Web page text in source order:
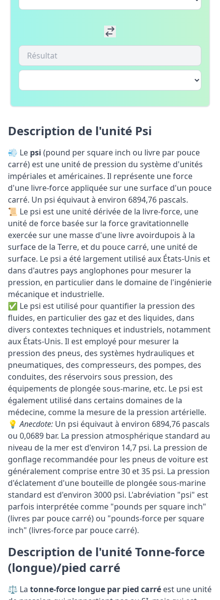
Description de l'unité Psi
💨 Le psi (pound per square inch ou livre par pouce
carré) est une unité de pression du système d'unités
impériales et américaines. Il représente une force
d'une livre-force appliquée sur une surface d'un pouce
carré. Un psi équivaut à environ 6894,76 pascals.
📜 Le psi est une unité dérivée de la livre-force, une
unité de force basée sur la force gravitationnelle
exercée sur une masse d'une livre avoirdupois à la
surface de la Terre, et du pouce carré, une unité de
surface. Le psi a été largement utilisé aux États-Unis et
dans d'autres pays anglophones pour mesurer la
pression, en particulier dans le domaine de l'ingénierie
mécanique et industrielle.
✅ Le psi est utilisé pour quantifier la pression des
fluides, en particulier des gaz et des liquides, dans
divers contextes techniques et industriels, notamment
aux États-Unis. Il est employé pour mesurer la
pression des pneus, des systèmes hydrauliques et
pneumatiques, des compresseurs, des pompes, des
conduites, des réservoirs sous pression, des
équipements de plongée sous-marine, etc. Le psi est
également utilisé dans certains domaines de la
médecine, comme la mesure de la pression artérielle.
💡Anecdote: Un psi équivaut à environ 6894,76 pascals
ou 0,0689 bar. La pression atmosphérique standard au
niveau de la mer est d'environ 14,7 psi. La pression de
gonflage recommandée pour les pneus de voiture est
généralement comprise entre 30 et 35 psi. La pression
d'éclatement d'une bouteille de plongée sous-marine
standard est d'environ 3000 psi. L'abréviation "psi" est
parfois interprétée comme "pounds per square inch"
(livres par pouce carré) ou "pounds-force per square
inch" (livres-force par pouce carré).
Description de l'unité Tonne-force
(longue)/pied carré
⚖️ La tonne-force longue par pied carré est une unité